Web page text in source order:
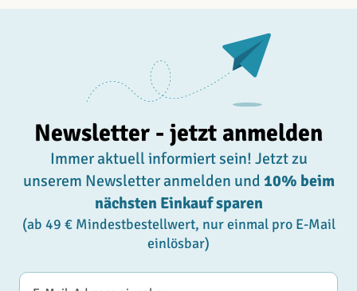
Newsletter - jetzt anmelden
Immer aktuell informiert sein! Jetzt zu
unserem Newsletter anmelden und 10% beim
nächsten Einkauf sparen
(ab 49 € Mindestbestellwert, nur einmal pro E-Mail
einlösbar)
E-Mail-Adresse